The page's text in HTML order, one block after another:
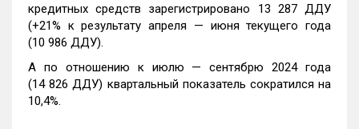
кредитных средств зарегистрировано 13 287 ДДУ
(+21% к результату апреля — июня текущего года
(10 986 ДДУ).
А по отношению к июлю — сентябрю 2024 года
(14 826 ДДУ) квартальный показатель сократился на
10,4%.